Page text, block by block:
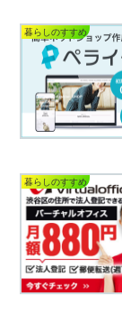
暮らしのすすめ
暮らしのすすめ